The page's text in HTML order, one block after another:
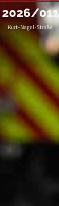
2026/011
Kurt-Nagel-Straße